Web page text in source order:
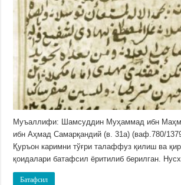
Муъаллифи: Шамсуддин Муҳаммад ибн
ибн Аҳмад Самарқандий (в. 31а) (ваф.780/
Қуръон каримни тўғри талаффуз қилиш ва
қоидалари батафсил ёритилиб берилган.
Батафсил